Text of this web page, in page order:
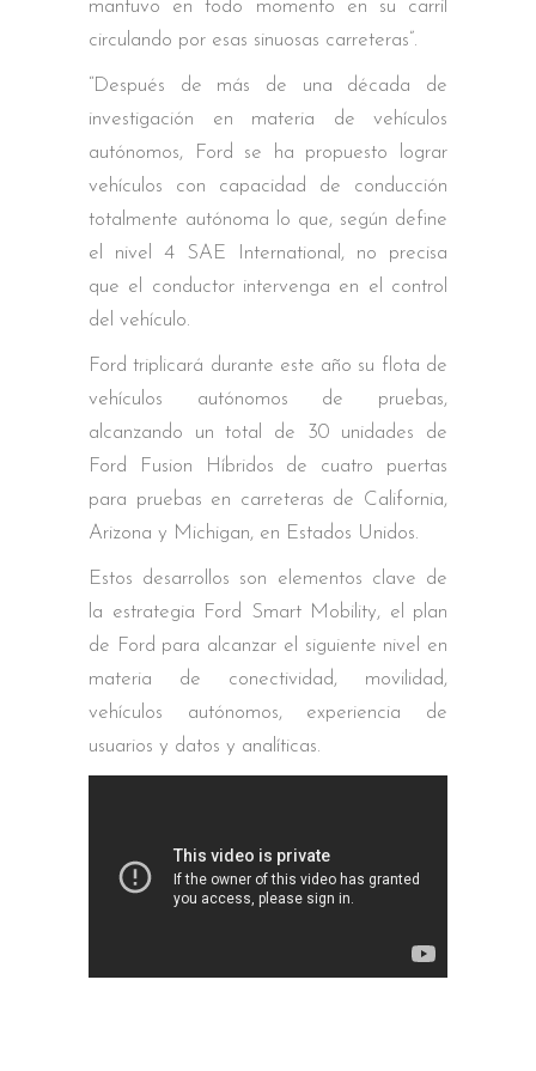
mantuvo en todo momento en su carril
circulando por esas sinuosas carreteras”.
“Después de más de una década de
investigación en materia de vehículos
autónomos, Ford se ha propuesto lograr
vehículos con capacidad de conducción
totalmente autónoma lo que, según define
el nivel 4 SAE International, no precisa
que el conductor intervenga en el control
del vehículo.
Ford triplicará durante este año su flota de
vehículos autónomos de pruebas,
alcanzando un total de 30 unidades de
Ford Fusion Híbridos de cuatro puertas
para pruebas en carreteras de California,
Arizona y Michigan, en Estados Unidos.
Estos desarrollos son elementos clave de
la estrategia Ford Smart Mobility, el plan
de Ford para alcanzar el siguiente nivel en
materia de conectividad, movilidad,
vehículos autónomos, experiencia de
usuarios y datos y analíticas.